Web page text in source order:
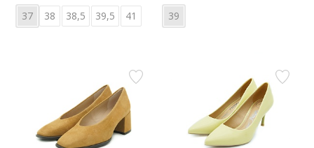
37 38 38,5 39,5 41 39